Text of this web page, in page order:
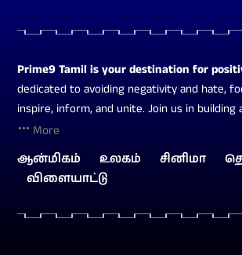
Prime9 Tamil is your destination for
dedicated to avoiding negativity and hate,
inspire, inform, and unite. Join us in
More
ஆன்மிகம் உலகம் சினிமா
விளையாட்டு